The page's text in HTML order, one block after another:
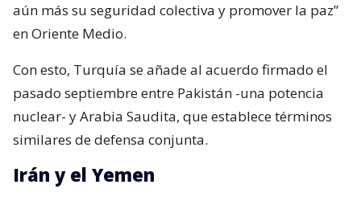
aún más su seguridad colectiva y promover la paz”
en Oriente Medio.
Con esto, Turquía se añade al acuerdo firmado el
pasado septiembre entre Pakistán -una potencia
nuclear- y Arabia Saudita, que establece términos
similares de defensa conjunta.
Irán y el Yemen